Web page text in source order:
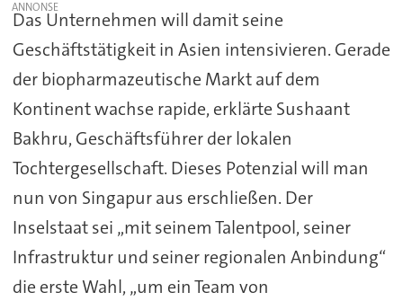
Das Unternehmen will damit seine
Geschäftstätigkeit in Asien intensivieren. Gerade
der biopharmazeutische Markt auf dem
Kontinent wachse rapide, erklärte Sushaant
Bakhru, Geschäftsführer der lokalen
Tochtergesellschaft. Dieses Potenzial will man
nun von Singapur aus erschließen. Der
Inselstaat sei „mit seinem Talentpool, seiner
Infrastruktur und seiner regionalen Anbindung“
die erste Wahl, „um ein Team von